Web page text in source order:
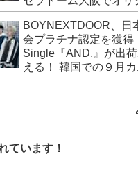
ージパフォーマンス披
ーティーをコンセプト
魅了【動画あり】
BOYNEXTDOOR、日
会プラチナ認定を獲得
Single『AND,』が出
える！ 韓国での９月
決定
ています！